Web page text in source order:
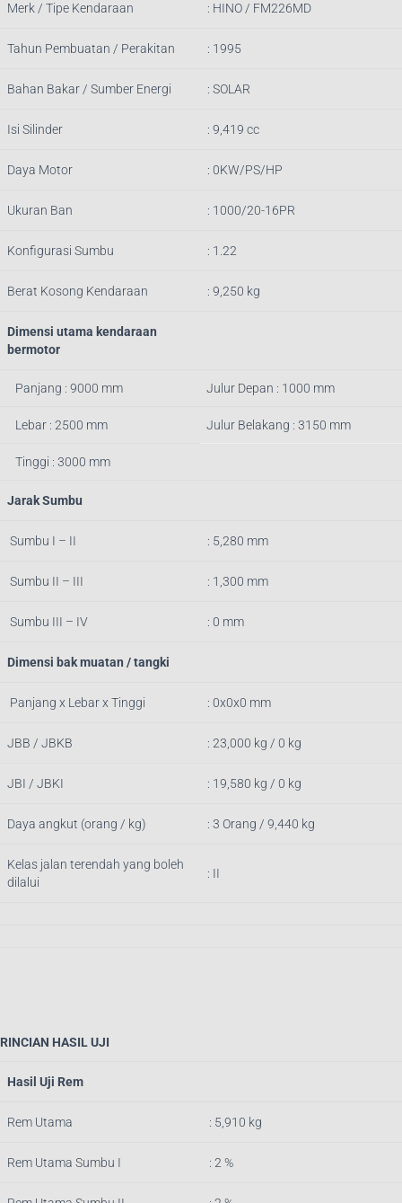
Merk / Tipe Kendaraan : HINO / FM226MD
Tahun Pembuatan / Perakitan : 1995
Bahan Bakar / Sumber Energi : SOLAR
Isi Silinder : 9,419 cc
Daya Motor : 0KW/PS/HP
Ukuran Ban : 1000/20-16PR
Konfigurasi Sumbu : 1.22
Berat Kosong Kendaraan : 9,250 kg
Dimensi utama kendaraan
bermotor
Panjang : 9000 mm Julur Depan : 1000 mm
Lebar : 2500 mm Julur Belakang : 3150 mm
Tinggi : 3000 mm
Jarak Sumbu
Sumbu I – II : 5,280 mm
Sumbu II – III : 1,300 mm
Sumbu III – IV : 0 mm
Dimensi bak muatan / tangki
Panjang x Lebar x Tinggi : 0x0x0 mm
JBB / JBKB : 23,000 kg / 0 kg
JBI / JBKI : 19,580 kg / 0 kg
Daya angkut (orang / kg) : 3 Orang / 9,440 kg
Kelas jalan terendah yang boleh
dilalui
: II
RINCIAN HASIL UJI
Hasil Uji Rem
Rem Utama : 5,910 kg
Rem Utama Sumbu I : 2 %